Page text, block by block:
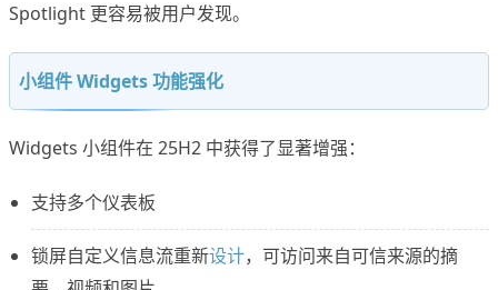
Spotlight 更容易被用户发现。
小组件 Widgets 功能强化
Widgets 小组件在 25H2 中获得了显著增强：
支持多个仪表板
锁屏自定义信息流重新设计，可访问来自可信来源的摘